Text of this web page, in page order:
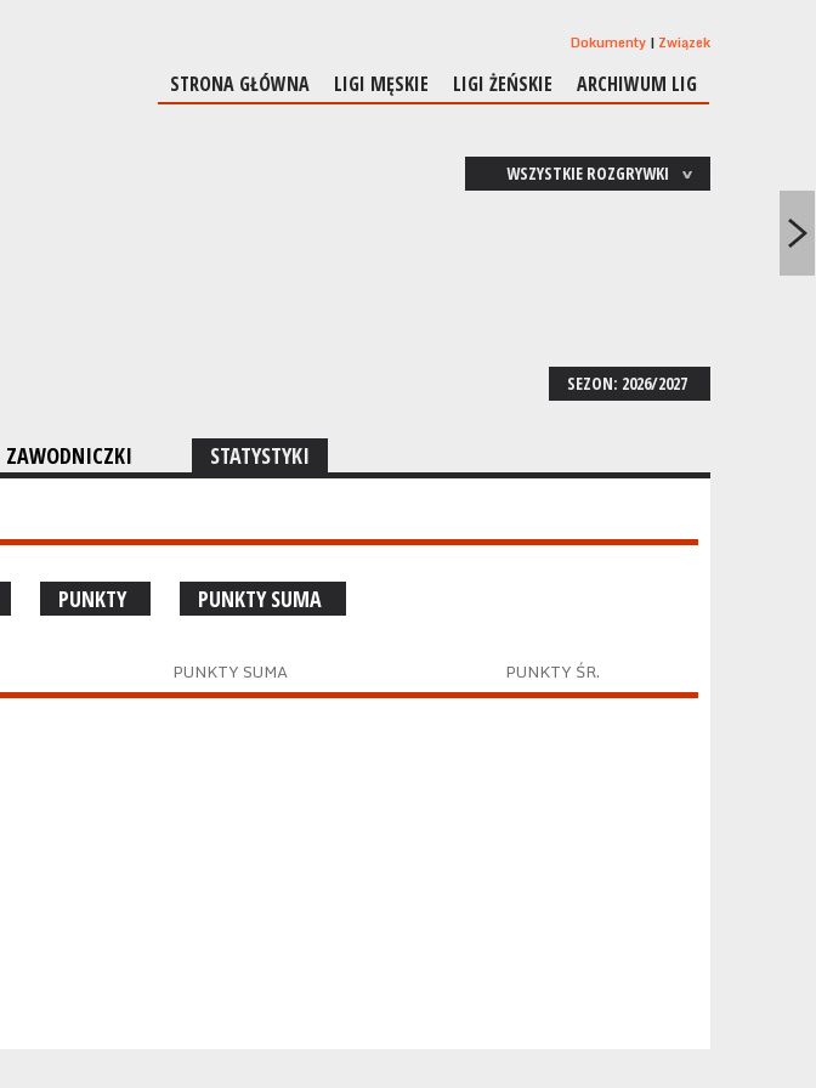
Dokumenty Związek
STRONA GŁÓWNA LIGI MĘSKIE LIGI ŻEŃSKIE ARCHIWUM LIG
WSZYSTKIE ROZGRYWKI
SEZON: 2026/2027
ZAWODNICZKI STATYSTYKI
PUNKTY PUNKTY SUMA
PUNKTY SUMA PUNKTY ŚR.